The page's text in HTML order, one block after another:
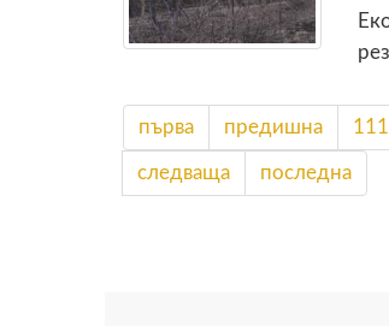
първа предишна 111
следваща последна